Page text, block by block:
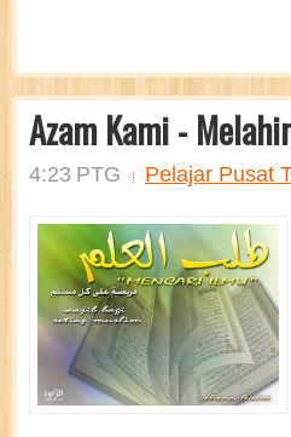
Azam Kami -
4:23 PTG Pelajar Pusat